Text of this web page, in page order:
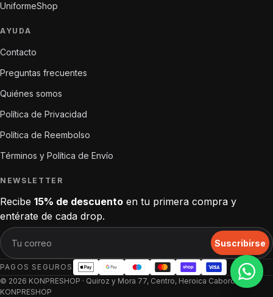
UniformeShop
AYUDA
Contacto
Preguntas frecuentes
Quiénes somos
Política de Privacidad
Política de Reembolso
Términos y Política de Envío
NEWSLETTER
Recibe 15% de descuento en tu primera compra y
entérate de cada drop.
Suscribirse
PAGOS SEGUROS
© 2026 KONPRESHOP · Quiroz y Mora 77, Centro, Heroica Caborca, Son.
KONPRESHOP